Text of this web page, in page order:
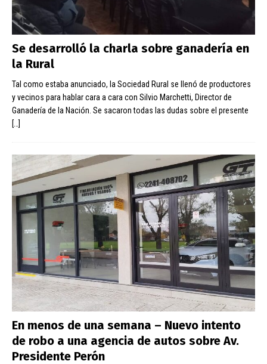
Se desarrolló la charla sobre ganadería en
la Rural
Tal como estaba anunciado, la Sociedad Rural se llenó de productores
y vecinos para hablar cara a cara con Silvio Marchetti, Director de
Ganadería de la Nación. Se sacaron todas las dudas sobre el presente
[…]
En menos de una semana – Nuevo intento
de robo a una agencia de autos sobre Av.
Presidente Perón